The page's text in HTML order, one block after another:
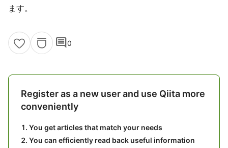
ます。
comment0
Register as a new user and use Qiita more
conveniently
You get articles that match your needs
You can efficiently read back useful information